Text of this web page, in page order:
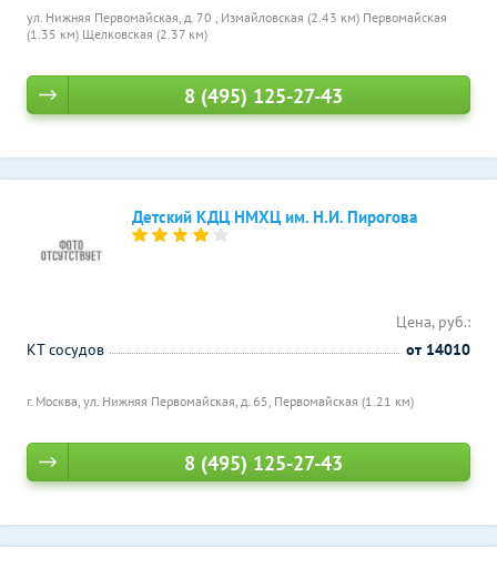
ул. Нижняя Первомайская, д. 70 , Измайловская (2.43 км) Первомайская
(1.35 км) Щелковская (2.37 км)
8 (495) 125-27-43
Детский КДЦ НМХЦ им. Н.И. Пирогова
г. Москва, ул. Нижняя Первомайская, д. 65, Первомайская (1.21 км)
Цена, руб.:
КТ сосудов
от 14010
8 (495) 125-27-43